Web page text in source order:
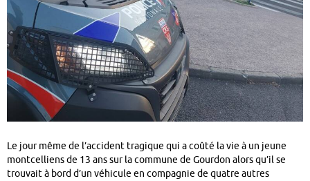
Le jour même de l’accident tragique qui a coûté la vie à un jeune
montcelliens de 13 ans sur la commune de Gourdon alors qu’il se
trouvait à bord d’un véhicule en compagnie de quatre autres